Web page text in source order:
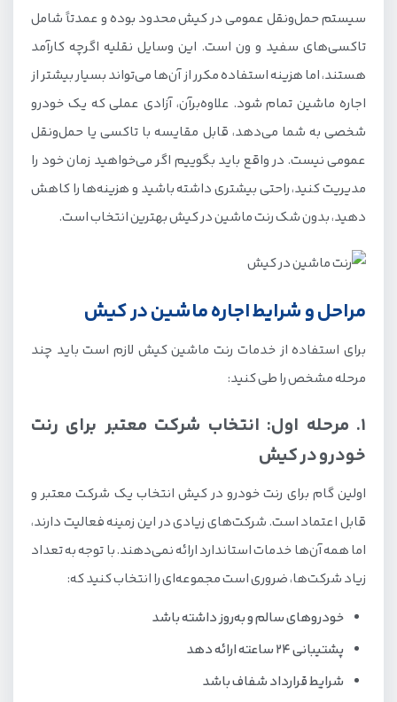
هزینه اجاره ماشین در کیش
مدارک لازم اجاره ماشین در کیش برای افراد ساکن
ایران
کشور
در صورت خسارت به ماشین باید چکار کنیم؟
سیستم حمل‌ونقل عمومی در کیش محدود بوده و عمدتاً شامل
تاکسی‌های سفید و ون‌ است. این وسایل نقلیه اگرچه کارآمد
هستند، اما هزینه استفاده مکرر از آن‌ها می‌تواند بسیار بیشتر از
اجاره ماشین تمام شود. علاوه‌برآن، آزادی عملی که یک خودرو
شخصی به شما می‌دهد، قابل مقایسه با تاکسی یا حمل‌ونقل
عمومی نیست. در واقع باید بگوییم اگر می‌خواهید زمان خود را
مدیریت کنید، راحتی بیشتری داشته باشید و هزینه‌ها را کاهش
دهید، بدون شک رنت ماشین در کیش بهترین انتخاب است.
مراحل و شرایط اجاره ماشین در کیش
برای استفاده از خدمات رنت ماشین کیش لازم است باید چند
مرحله مشخص را طی کنید:
1. مرحله اول: انتخاب شرکت معتبر برای رنت
خودرو در کیش
اولین گام برای رنت خودرو در کیش انتخاب یک شرکت معتبر و
قابل اعتماد است. شرکت‌های زیادی در این زمینه فعالیت دارند،
اما همه آن‌ها خدمات استاندارد ارائه نمی‌دهند. با توجه به تعداد
زیاد شرکت‌ها، ضروری است مجموعه‌ای را انتخاب کنید که:
خودروهای سالم و به‌روز داشته باشد
پشتیبانی ۲۴ ساعته ارائه دهد
شرایط قرارداد شفاف باشد